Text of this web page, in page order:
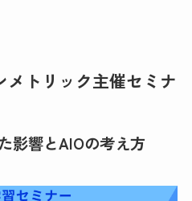
トリック主催セミナ
影響とAIOの考え方